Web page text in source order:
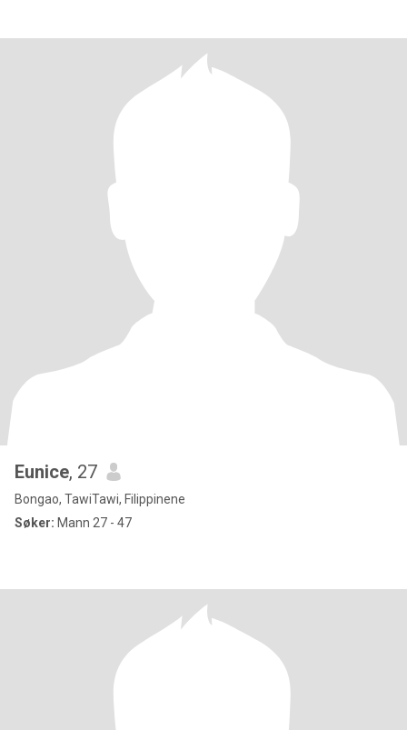
Eunice, 27
Bongao, TawiTawi, Filippinene
Søker: Mann 27 - 47